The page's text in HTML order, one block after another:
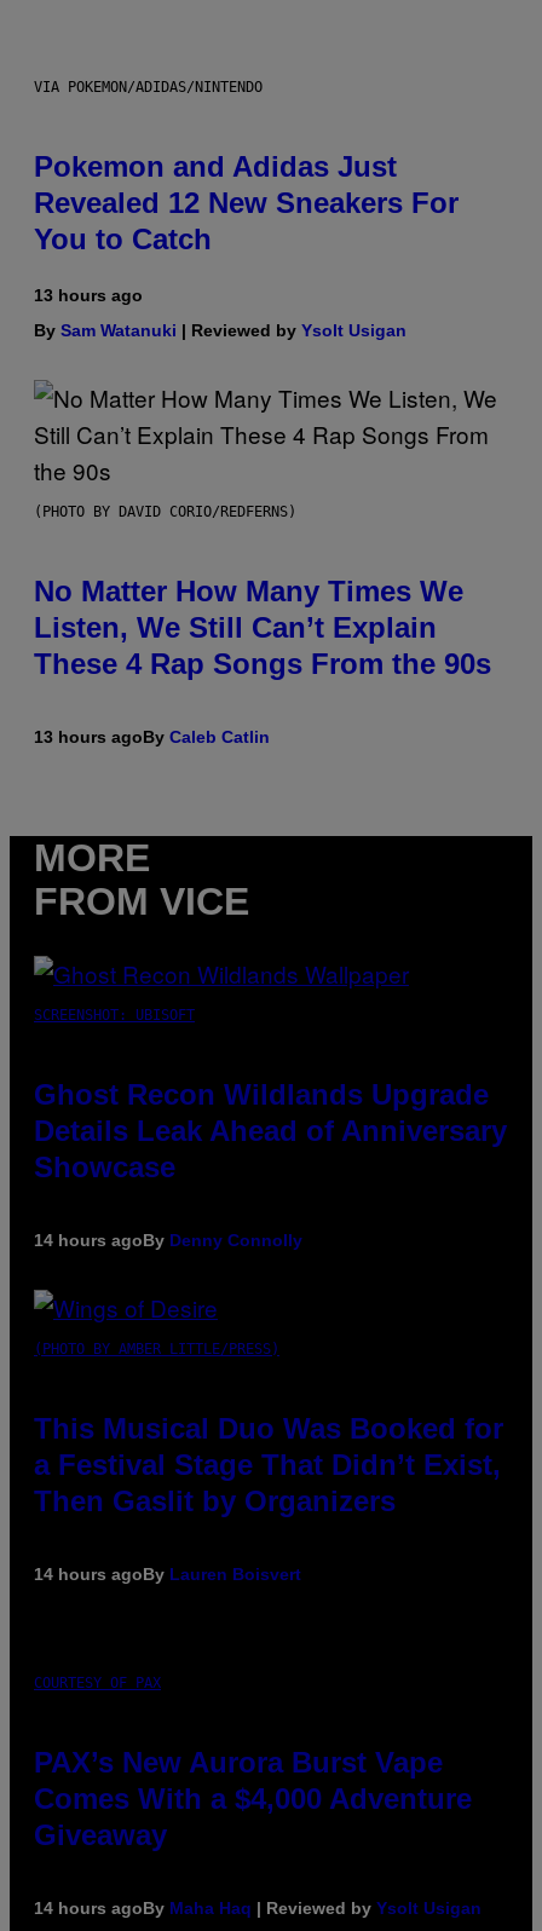
VIA POKEMON/ADIDAS/NINTENDO
Pokemon and Adidas Just
Revealed 12 New Sneakers For
You to Catch
13 hours ago
By Sam Watanuki | Reviewed by Ysolt Usigan
(PHOTO BY DAVID CORIO/REDFERNS)
No Matter How Many Times We
Listen, We Still Can’t Explain
These 4 Rap Songs From the 90s
13 hours agoBy Caleb Catlin
MORE
FROM VICE
SCREENSHOT: UBISOFT
Ghost Recon Wildlands Upgrade
Details Leak Ahead of Anniversary
Showcase
14 hours agoBy Denny Connolly
(PHOTO BY AMBER LITTLE/PRESS)
This Musical Duo Was Booked for
a Festival Stage That Didn’t Exist,
Then Gaslit by Organizers
14 hours agoBy Lauren Boisvert
COURTESY OF PAX
PAX’s New Aurora Burst Vape
Comes With a $4,000 Adventure
Giveaway
14 hours agoBy Maha Haq | Reviewed by Ysolt Usigan